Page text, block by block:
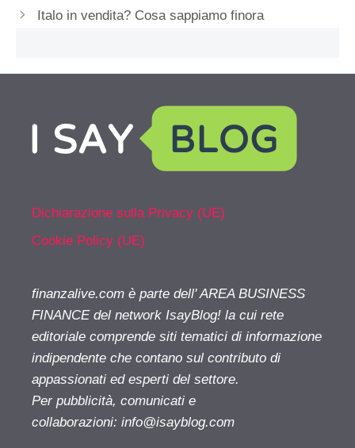
Italo in vendita? Cosa sappiamo finora
Dichiarazione sulla Privacy (UE)
Cookie Policy (UE)
finanzalive.com è parte dell' AREA BUSINESS
FINANCE del network IsayBlog! la cui rete
editoriale comprende siti tematici di informazione
indipendente che contano sul contributo di
appassionati ed esperti del settore.
Per pubblicità, comunicati e
collaborazioni: info@isayblog.com